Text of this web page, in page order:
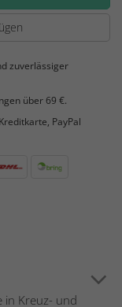
zuverlässiger
über 69 €.
PayPal
in Kreuz- und